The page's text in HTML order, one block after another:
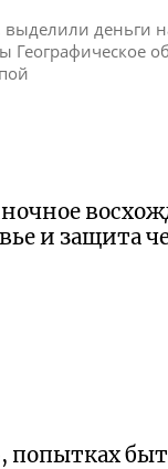
выделили деньги
Географическое
и защита
попытках